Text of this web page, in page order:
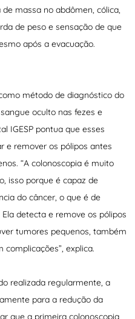
massa no abdômen, cólica,
de peso e sensação de que
após a evacuação.
método de diagnóstico do
oculto nas fezes e
IGESP pontua que esses
e remover os pólipos antes
“A colonoscopia é muito
isso porque é capaz de
do câncer, o que é de
detecta e remove os pólipos
tumores pequenos, também
explica.
realizada regularmente, a
para a redução da
que a primeira colonoscopia